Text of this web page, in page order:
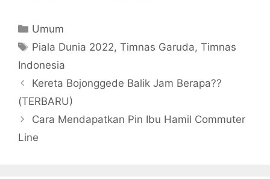
AFF 2016
Kategori
Umum
Tag
Piala Dunia 2022,Timnas Garuda,Timnas
Indonesia
Kereta Bojonggede Balik Jam Berapa??
(TERBARU)
Cara Mendapatkan Pin Ibu Hamil Commuter
Line